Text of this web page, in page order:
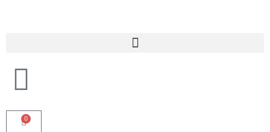
0